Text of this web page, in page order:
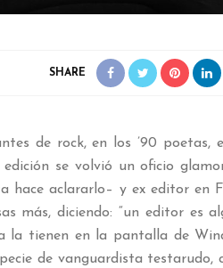
SHARE
de rock, en los ’90 poetas,
se volvió un oficio
hace aclararlo– y ex editor en
más, diciendo: “un editor es
la tienen en la pantalla de
de vanguardista testarudo,